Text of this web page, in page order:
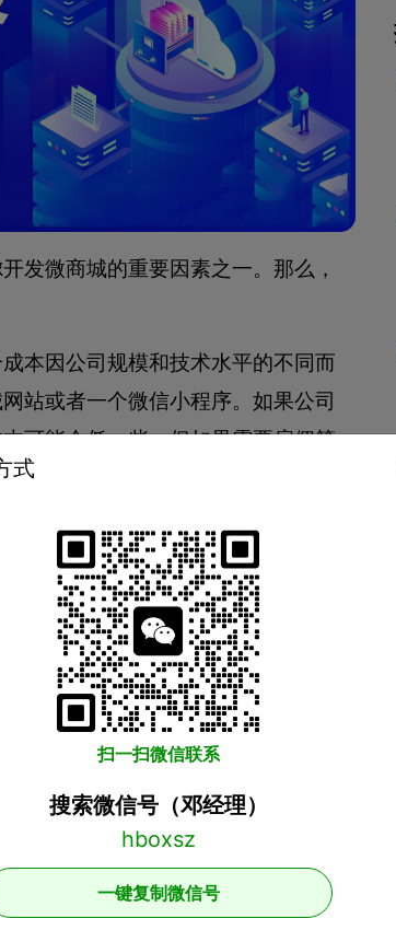
发微商城的重要因素之一。那么，
本因公司规模和技术水平的不同而
站或者一个微信小程序。如果公司
可能会低一些，但如果需要雇佣第
城开发公司多样，价格差异也比较
是年轻人，对于网站的外观和使用
觉设计，并且保证用户能够方便地
业的设计师进行设计，成本大致在1
运营推广，才能吸引用户和完成交
多个方面，需要团队进行协作完
进行合理的投入。根据公司规模和
定运营和提高用户体验，还需要对
式
扫一扫微信联系
搜索微信号（邓经理）
一键复制微信号